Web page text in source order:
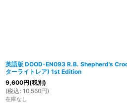
英語版 DOOD-EN093 R.B. Shepherd's
ターライトレア) 1st Edition
9,600円(税別)
(税込 : 10,560円)
在庫なし